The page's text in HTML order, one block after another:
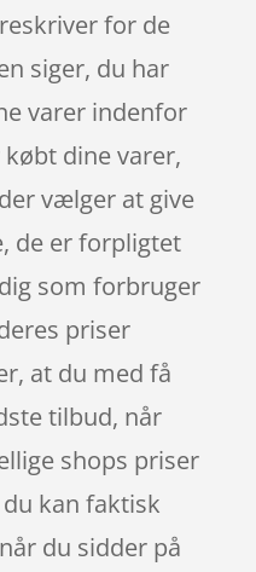
for de
siger, du har
varer indenfor
dine varer,
vælger at give
de er forpligtet
som forbruger
priser
at du med få
tilbud, når
shops priser
kan faktisk
du sidder på